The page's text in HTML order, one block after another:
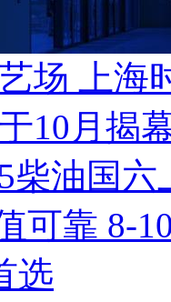
场 上海
10月揭